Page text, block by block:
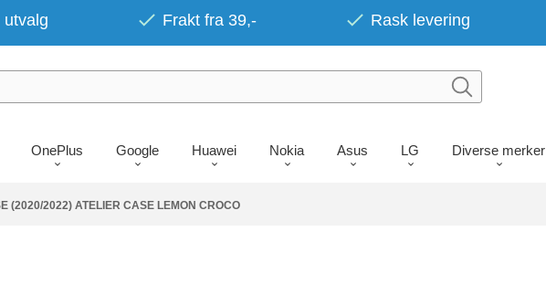
utvalg Frakt fra 39,- Rask levering
OnePlus Google Huawei Nokia Asus LG Diverse merker
(2020/2022) ATELIER CASE LEMON CROCO